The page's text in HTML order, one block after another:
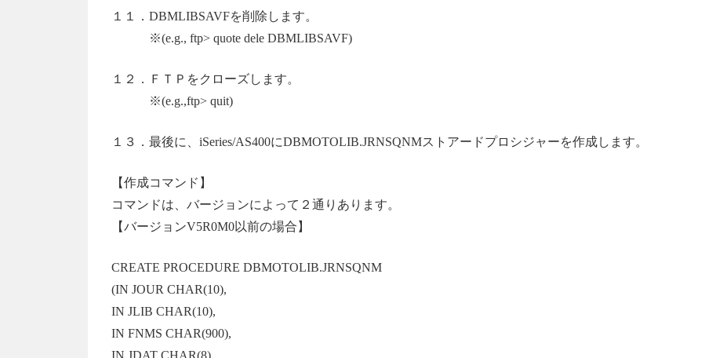
１１．DBMLIBSAVFを削除します。
※(e.g., ftp> quote dele DBMLIBSAVF)
１２．ＦＴＰをクローズします。
※(e.g.,ftp> quit)
１３．最後に、iSeries/AS400にDBMOTOLIB.JRNSQNMストアードプロシジャーを作成します。
【作成コマンド】
コマンドは、バージョンによって２通りあります。
【バージョンV5R0M0以前の場合】
CREATE PROCEDURE DBMOTOLIB.JRNSQNM
(IN JOUR CHAR(10),
IN JLIB CHAR(10),
IN FNMS CHAR(900),
IN JDAT CHAR(8),